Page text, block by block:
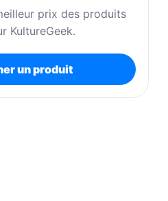
prix des produits
KultureGeek.
un produit